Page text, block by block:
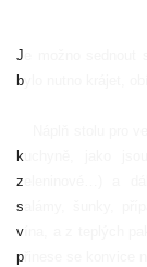
Je možno sednout
bylo nutno krájet,
Náplň stolu pro
kuchy­ně, jako
zeleninové…) a
salámy, šunky,
vína, a z teplých
přinese se konvice